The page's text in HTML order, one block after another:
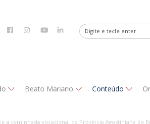
Beato Mariano Conteúdo
a caminhada vocacional da Província Agostiniana do